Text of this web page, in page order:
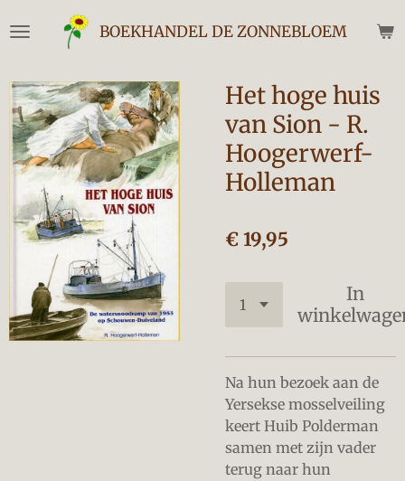
direct
de
hoofdinhoud
BOEKHANDEL DE ZONNEBLOEM
Het hoge huis
van Sion - R.
Hoogerwerf-
Holleman
€ 19,95
In
Na hun bezoek aan de
Yersekse mosselveiling
keert Huib Polderman
samen met zijn vader
terug naar hun